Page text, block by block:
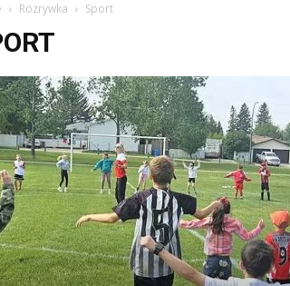
Rozrywka Sport